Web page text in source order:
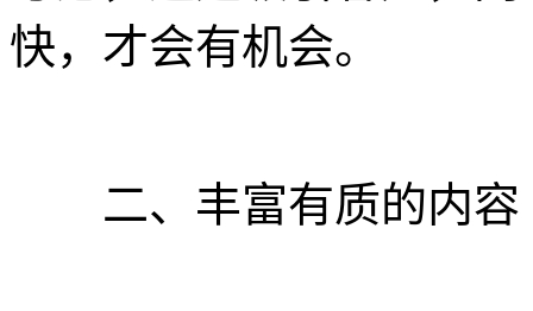
快，才会有机会。
二、丰富有质的内容